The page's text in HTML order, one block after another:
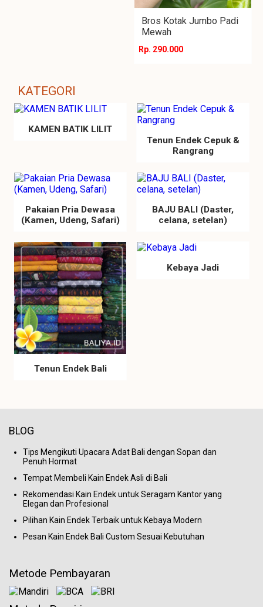
Bros Kotak Jumbo Padi
Mewah
Rp. 290.000
KATEGORI
KAMEN BATIK LILIT
Tenun Endek Cepuk &
Rangrang
Pakaian Pria Dewasa
(Kamen, Udeng, Safari)
BAJU BALI (Daster,
celana, setelan)
Tenun Endek Bali
Kebaya Jadi
BLOG
Tips Mengikuti Upacara Adat Bali dengan Sopan dan
Penuh Hormat
Tempat Membeli Kain Endek Asli di Bali
Rekomendasi Kain Endek untuk Seragam Kantor yang
Elegan dan Profesional
Pilihan Kain Endek Terbaik untuk Kebaya Modern
Pesan Kain Endek Bali Custom Sesuai Kebutuhan
Metode Pembayaran